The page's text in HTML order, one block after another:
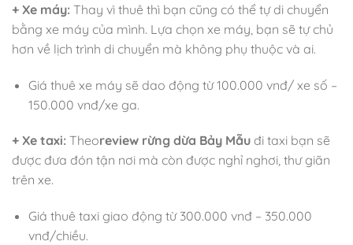
+ Xe máy: Thay vì thuê thì bạn cũng có thể tự di chuyển
bằng xe máy của mình. Lựa chọn xe máy, bạn sẽ tự chủ
hơn về lịch trình di chuyển mà không phụ thuộc và ai.
Giá thuê xe máy sẽ dao động từ 100.000 vnđ/ xe số –
150.000 vnđ/xe ga.
+ Xe taxi: Theoreview rừng dừa Bảy Mẫu đi taxi bạn sẽ
được đưa đón tận nơi mà còn được nghỉ nghơi, thư giãn
trên xe.
Giá thuê taxi giao động từ 300.000 vnđ – 350.000
vnđ/chiều.